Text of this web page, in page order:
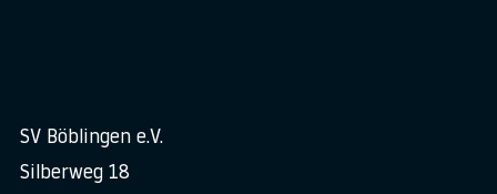
SV Böblingen e.V.
Silberweg 18